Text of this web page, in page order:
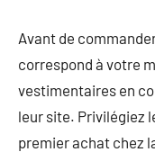
Avant de
correspond à votre
vestimentaires en
leur site. Privilégiez
premier achat chez